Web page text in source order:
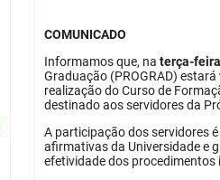
COMUNICADO
Informamos que, na terça-
Graduação (PROGRAD) estará
realização do Curso de
destinado aos servidores da
A participação dos servidores
afirmativas da Universidade e
efetividade dos